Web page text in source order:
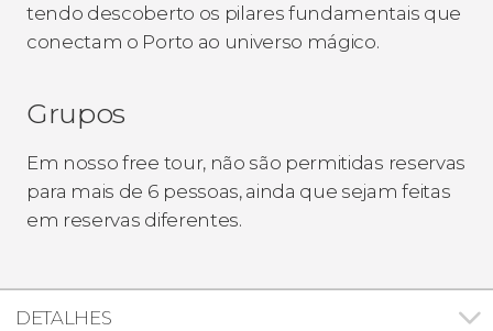
tendo descoberto os pilares fundamentais que
conectam o Porto ao universo mágico.
Grupos
Em nosso free tour, não são permitidas reservas
para mais de 6 pessoas, ainda que sejam feitas
em reservas diferentes.
DETALHES